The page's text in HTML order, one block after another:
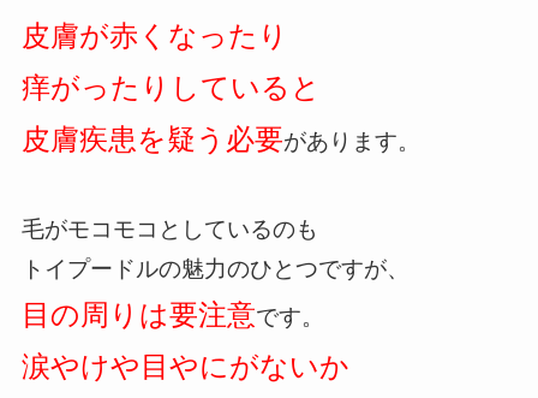
皮膚が赤くなったり
痒がったりしていると
皮膚疾患を疑う必要があります。
毛がモコモコとしているのも
トイプードルの魅力のひとつですが、
目の周りは要注意です。
涙やけや目やにがないか